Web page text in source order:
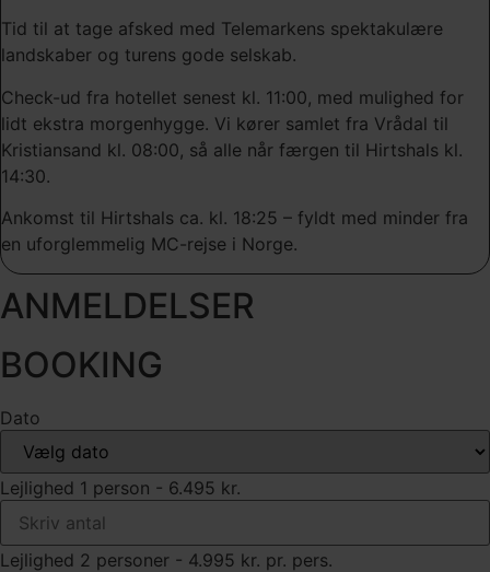
Tid til at tage afsked med Telemarkens spektakulære
landskaber og turens gode selskab.
Check-ud fra hotellet senest kl. 11:00, med mulighed for
lidt ekstra morgenhygge. Vi kører samlet fra Vrådal til
Kristiansand kl. 08:00, så alle når færgen til Hirtshals kl.
14:30.
Ankomst til Hirtshals ca. kl. 18:25 – fyldt med minder fra
en uforglemmelig MC-rejse i Norge.
ANMELDELSER
BOOKING
Dato
Lejlighed 1 person - 6.495 kr.
Lejlighed 2 personer - 4.995 kr. pr. pers.